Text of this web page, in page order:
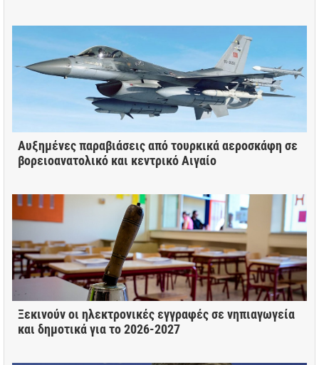
Αυξημένες παραβιάσεις από τουρκικά αεροσκάφη σε
βορειοανατολικό και κεντρικό Αιγαίο
Ξεκινούν οι ηλεκτρονικές εγγραφές σε νηπιαγωγεία
και δημοτικά για το 2026-2027